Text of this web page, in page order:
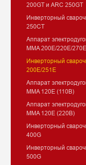
200GT и ARC 250GT
Инверторный
250CT
Аппарат
MMA 200E/220E/
Инверторный
200E/251E
Аппарат
MMA 120E (110В)
Аппарат
MMA 120E (220В)
Инверторный
400G
Инверторный
500G